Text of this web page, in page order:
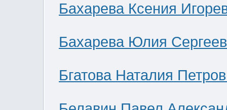
Бахарева Ксения
Бахарева Юлия
Бгатова Наталия